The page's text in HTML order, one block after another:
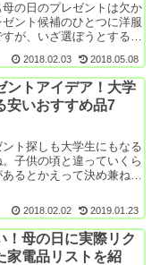
の日のプレゼントは欠か
ント候補のひとつに洋服
が、いざ選ぼうとすると
…。母親へのプレゼントに
あなたのために、おすす
2018.02.03 2018.05.08
ントアイデア！大学
安いおすすめ品7
ト探しも大学生にもなる
子供の頃と違っていくら
るとかえって決め兼ねて
算はない…。そこで、大学
手頃で素敵な母の日プレ
2018.02.02 2019.01.23
！母の日に実際リク
家電品リストを紹